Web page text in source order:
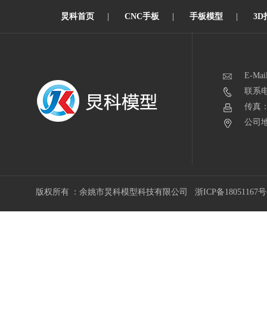
炅科首页 CNC手板 手板模型 3D
E-
联系
传真
公司
版权所有 ：余姚市炅科模型科技有限公司 浙ICP备18051167